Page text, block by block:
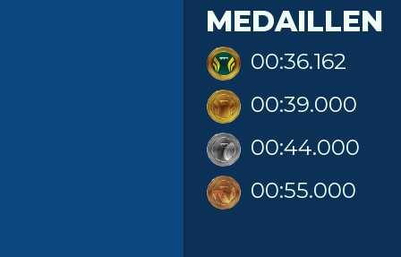
MEDAILLEN
00:36.162
00:39.000
00:44.000
00:55.000